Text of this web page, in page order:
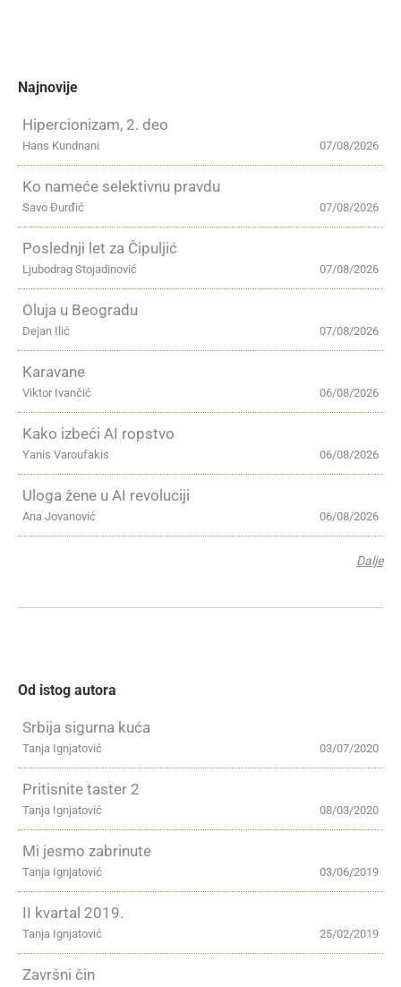
Najnovije
Hipercionizam, 2. deo
07/08/2026
Hans Kundnani
Ko nameće selektivnu pravdu
07/08/2026
Savo Đurđić
Poslednji let za Čipuljić
07/08/2026
Ljubodrag Stojadinović
Oluja u Beogradu
07/08/2026
Dejan Ilić
Karavane
06/08/2026
Viktor Ivančić
Kako izbeći AI ropstvo
06/08/2026
Yanis Varoufakis
Uloga žene u AI revoluciji
06/08/2026
Ana Jovanović
Dalje
Od istog autora
Srbija sigurna kuća
03/07/2020
Tanja Ignjatović
Pritisnite taster 2
08/03/2020
Tanja Ignjatović
Mi jesmo zabrinute
03/06/2019
Tanja Ignjatović
II kvartal 2019.
25/02/2019
Tanja Ignjatović
Završni čin